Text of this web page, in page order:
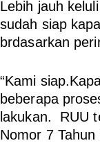
Lebih jauh
sudah siap
brdasarkan
“Kami
beberapa
lakukan. RUU
Nomor 7